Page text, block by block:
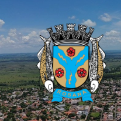
o
conteúdo
a
navegação
principal
o
rodapé